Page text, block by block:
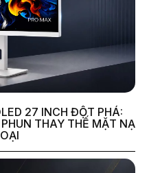
27 INCH ĐỘT PHÁ:
THAY THẾ MẶT NẠ